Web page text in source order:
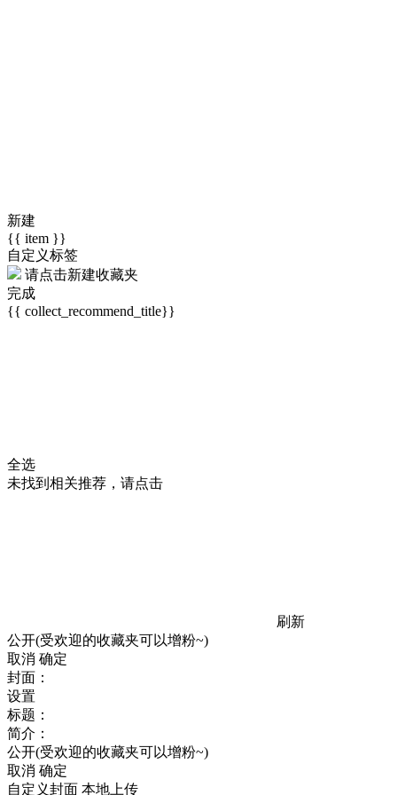
新建
{{ item }}
自定义标签
请点击新建收藏夹
完成
{{ collect_recommend_title}}
全选
未找到相关推荐，请点击
刷新
公开(受欢迎的收藏夹可以增粉~)
取消 确定
封面：
设置
标题：
简介：
公开(受欢迎的收藏夹可以增粉~)
取消 确定
自定义封面 本地上传